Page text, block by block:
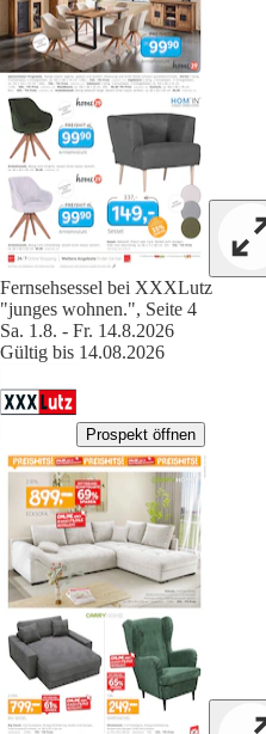
Fernsehsessel bei XXXLutz
"junges wohnen.", Seite 4
Sa. 1.8. - Fr. 14.8.2026
Gültig bis 14.08.2026
Prospekt öffnen